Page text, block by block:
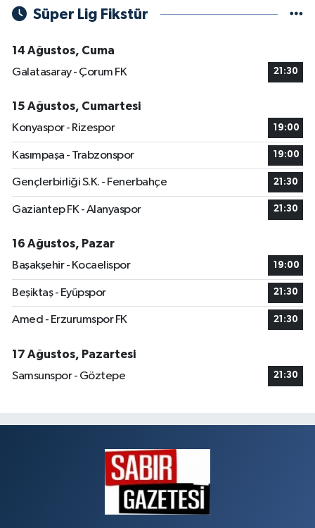
Süper Lig Fikstür
14 Ağustos, Cuma
Galatasaray - Çorum FK
21:30
15 Ağustos, Cumartesi
Konyaspor - Rizespor
19:00
Kasımpaşa - Trabzonspor 19:00
Gençlerbirliği S.K. - Fenerbahçe 21:30
Gaziantep FK - Alanyaspor 21:30
16 Ağustos, Pazar
Başakşehir - Kocaelispor
19:00
Beşiktaş - Eyüpspor 21:30
Amed - Erzurumspor FK 21:30
17 Ağustos, Pazartesi
Samsunspor - Göztepe
21:30